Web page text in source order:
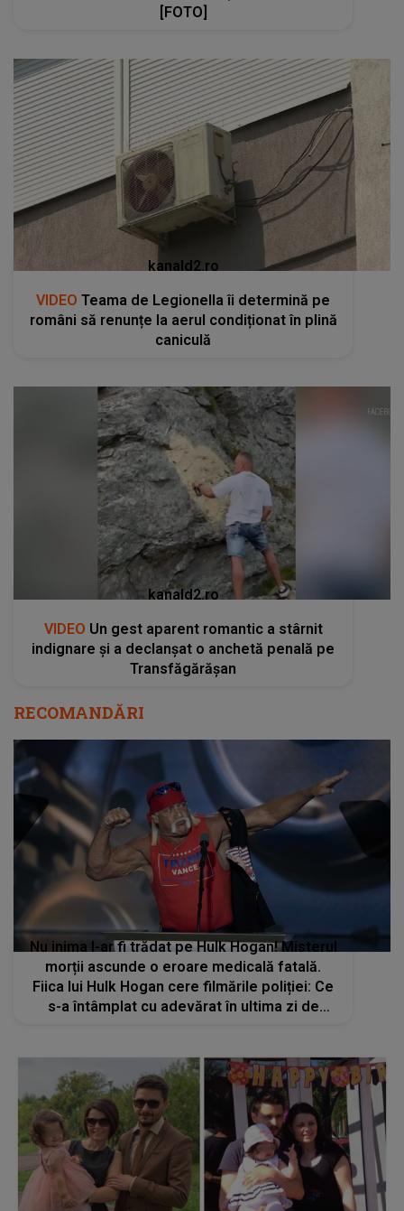
[FOTO]
kanald2.ro
VIDEO Teama de Legionella îi determină pe
români să renunțe la aerul condiționat în plină
caniculă
kanald2.ro
VIDEO Un gest aparent romantic a stârnit
indignare și a declanșat o anchetă penală pe
Transfăgărășan
RECOMANDĂRI
Nu inima l-ar fi trădat pe Hulk Hogan! Misterul
morții ascunde o eroare medicală fatală.
Fiica lui Hulk Hogan cere filmările poliției: Ce
s-a întâmplat cu adevărat în ultima zi de